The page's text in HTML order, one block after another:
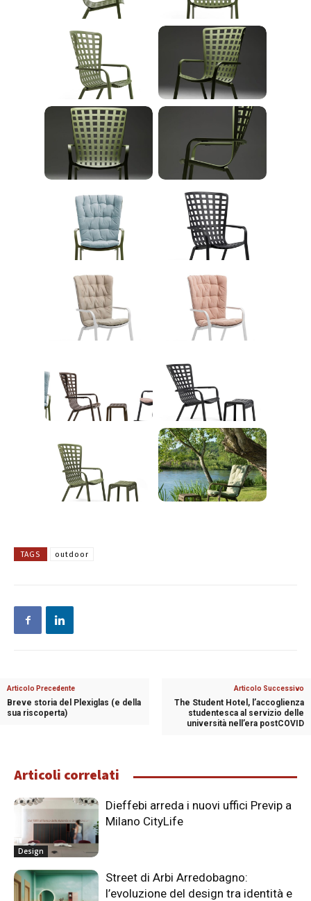
TAGS outdoor
Articolo Precedente
Breve storia del Plexiglas (e della
sua riscoperta)
Articolo Successivo
The Student Hotel, l’accoglienza
studentesca al servizio delle
università nell’era postCOVID
Articoli correlati
Design
Dieffebi arreda i nuovi uffici Previp a
Milano CityLife
Street di Arbi Arredobagno:
l’evoluzione del design tra identità e